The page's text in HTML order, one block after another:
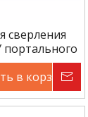
сверления
в корзину